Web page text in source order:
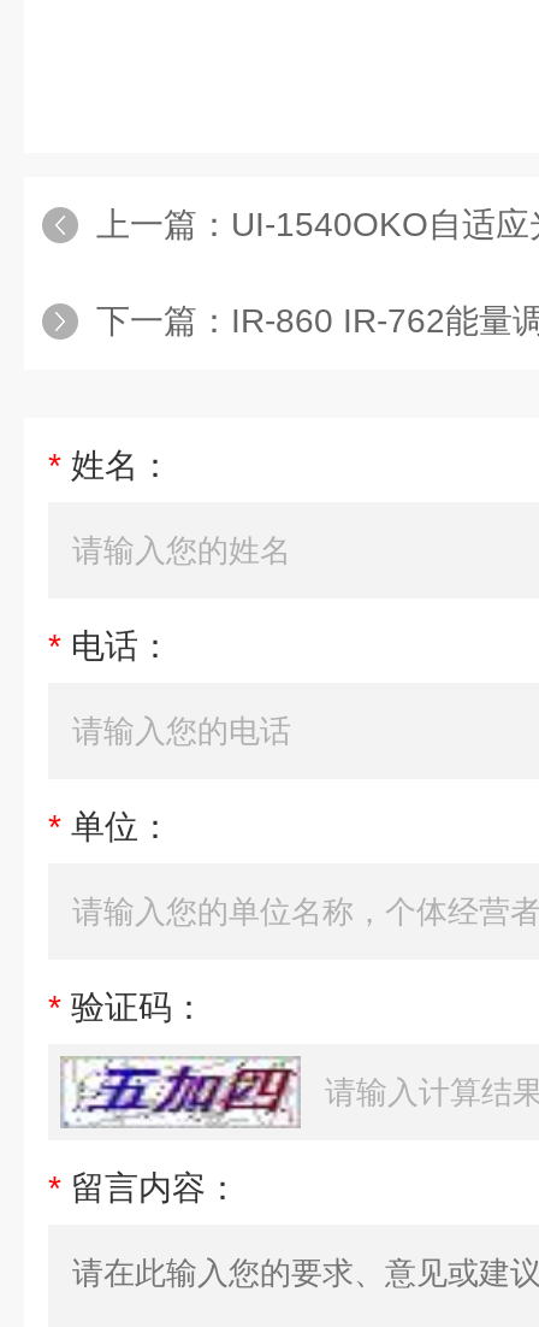
上一篇： UI-1540OKO自适应
下一篇： IR-860 IR-762能量
* 姓名：
* 电话：
* 单位：
* 验证码：
* 留言内容：